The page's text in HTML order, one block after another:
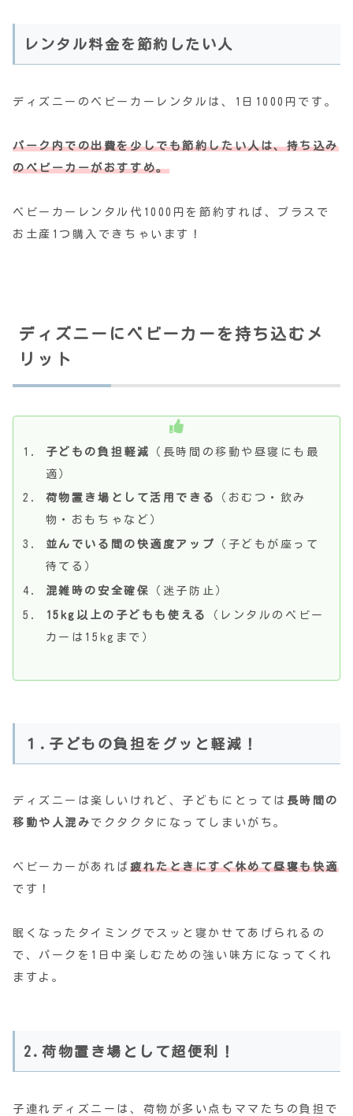
レンタル料金を節約したい人
ディズニーのベビーカーレンタルは、1日1000円です。
パーク内での出費を少しでも節約したい人は、持ち込み
のベビーカーがおすすめ。
ベビーカーレンタル代1000円を節約すれば、プラスで
お土産1つ購入できちゃいます！
ディズニーにベビーカーを持ち込むメ
リット
子どもの負担軽減
（長時間の移動や昼寝にも最
適）
荷物置き場として活用できる
（おむつ・飲み
物・おもちゃなど）
並んでいる間の快適度アップ
（子どもが座って
待てる）
混雑時の安全確保 （迷子防止）
15kg以上の子どもも使える
（レンタルのベビー
カーは15kgまで）
１.子どもの負担をグッと軽減！
ディズニーは楽しいけれど、子どもにとっては 長時間の
移動や人混み でクタクタになってしまいがち。
ベビーカーがあれば疲れたときにすぐ休めて昼寝も快適
です！
眠くなったタイミングでスッと寝かせてあげられるの
で、パークを1日中楽しむための強い味方になってくれ
ますよ。
2.荷物置き場として超便利！
子連れディズニーは、荷物が多い点もママたちの負担で